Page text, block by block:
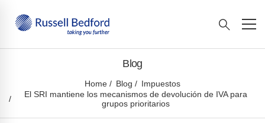
Blog
Home Blog
Impuestos
El SRI mantiene los mecanismos de devolución de IVA para
grupos prioritarios